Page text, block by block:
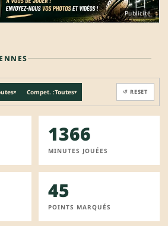
Publicité
▾ Compet. :Toutes▾ ↺ RESET
1366
MINUTES JOUÉES
45
POINTS MARQUÉS